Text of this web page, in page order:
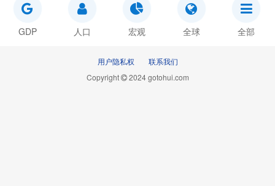
GDP 人口 宏观 全球 全部
用户隐私权
联系我们
Copyright
2024 gotohui.com